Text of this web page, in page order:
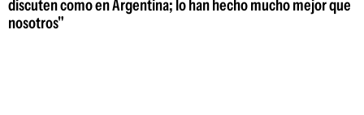
discuten como en Argentina; lo han hecho mucho mejor que
nosotros"